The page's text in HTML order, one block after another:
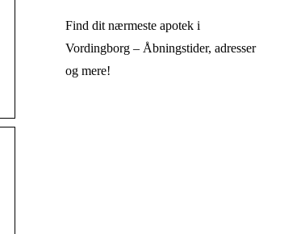
Find dit nærmeste apotek i
Vordingborg – Åbningstider, adresser
og mere!